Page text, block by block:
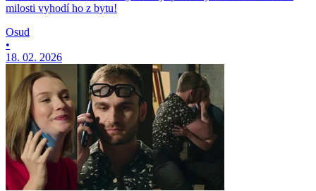
milosti vyhodí ho z bytu!
Osud
•
18. 02. 2026